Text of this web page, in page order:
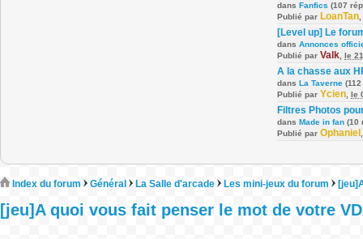
dans Fanfics (107
Publié par LoanTan
[Level up] Le
dans Annonces
Publié par Valk le
A la chasse aux
dans La Taverne
Publié par Ycien le
Filtres Photos
dans Made in fan (10
Publié par Ophaniel
Index du forum Général La Salle d'arcade Les mini-jeux du forum
[jeu]A quoi vous fait penser le mot de votre